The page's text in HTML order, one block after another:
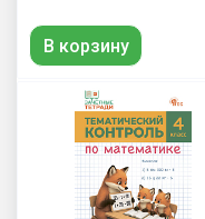
В корзину